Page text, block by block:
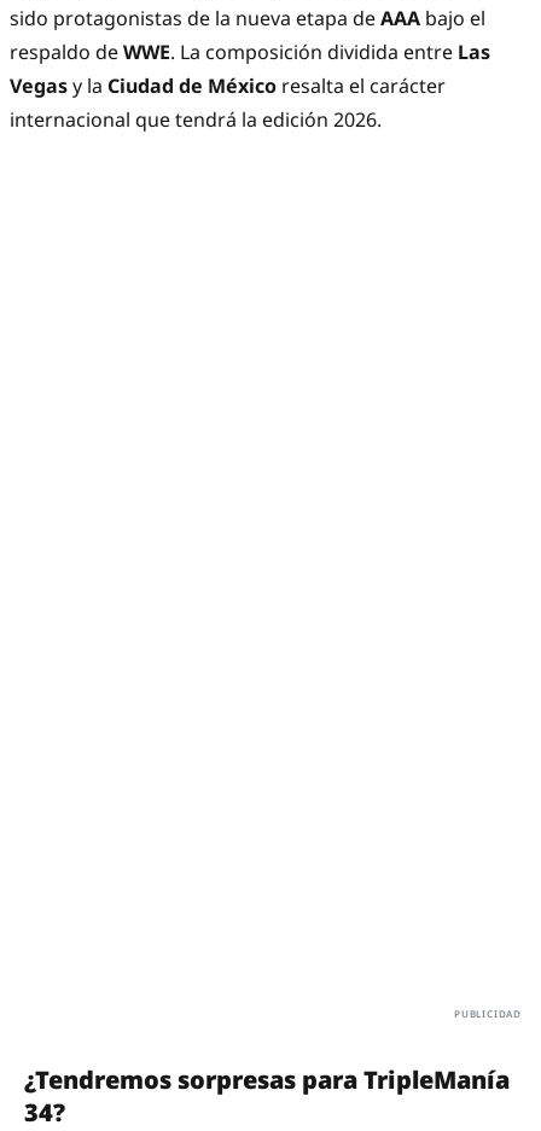
sido protagonistas de la nueva etapa deAAA bajo el
respaldo deWWE. La composición dividida entre Las
Vegasy la Ciudad de México resalta el carácter
internacional que tendrá la edición 2026.
¿Tendremos sorpresas para TripleManía
34?